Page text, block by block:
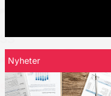
Nyheter